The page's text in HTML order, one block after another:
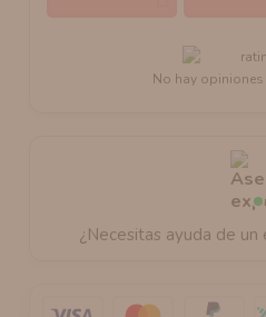
No hay
¿Necesitas ayuda de un